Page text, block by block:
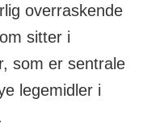
overraskende
sitter i
som er sentrale
legemidler i